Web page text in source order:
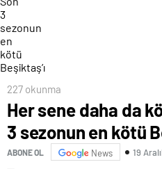
227 okunma
Her sene daha da
3 sezonun en kötü
ABONE OL News 19